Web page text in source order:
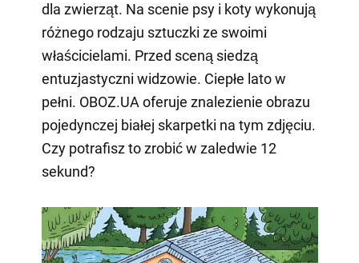
dla zwierząt. Na scenie psy i koty wykonują
różnego rodzaju sztuczki ze swoimi
właścicielami. Przed sceną siedzą
entuzjastyczni widzowie. Ciepłe lato w
pełni. OBOZ.UA oferuje znalezienie obrazu
pojedynczej białej skarpetki na tym zdjęciu.
Czy potrafisz to zrobić w zaledwie 12
sekund?